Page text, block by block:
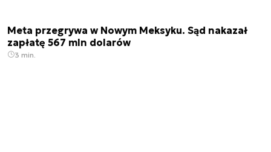
Meta przegrywa w Nowym Meksyku. Sąd nakazał
zapłatę 567 mln dolarów
3 min.